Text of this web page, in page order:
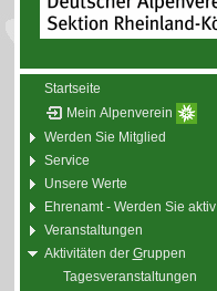
Startseite
Mein Alpenverein
Werden Sie Mitglied
Service
Unsere Werte
Ehrenamt - Werden Sie aktiv
Veranstaltungen
Aktivitäten der Gruppen
Tagesveranstaltungen